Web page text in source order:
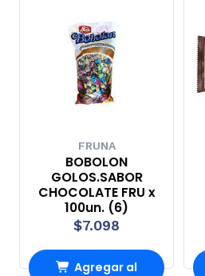
FRUNA
BOBOLON
GOLOS.SABOR
CHOCOLATE FRU x
100un. (6)
$7.098
Agregar al